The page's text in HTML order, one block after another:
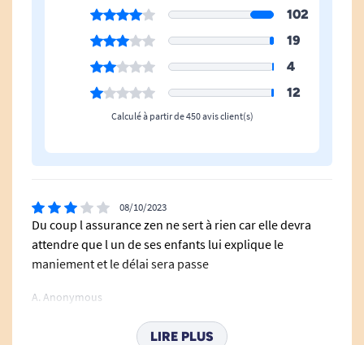
102
19
4
12
Calculé à partir de 450 avis client(s)
08/10/2023
Du coup l assurance zen ne sert à rien car elle devra
attendre que l un de ses enfants lui explique le
maniement et le délai sera passe
A. Anonymous
LIRE PLUS